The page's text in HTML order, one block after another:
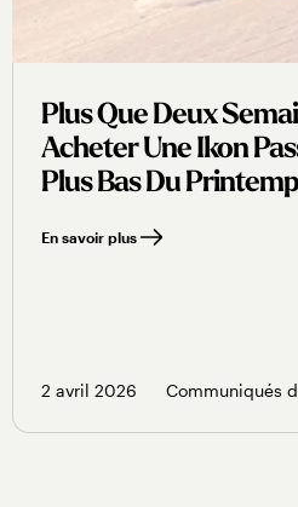
Plus Que Deux
Acheter Une Ikon
Plus Bas Du
En savoir plus
2 avril 2026 Communiqués